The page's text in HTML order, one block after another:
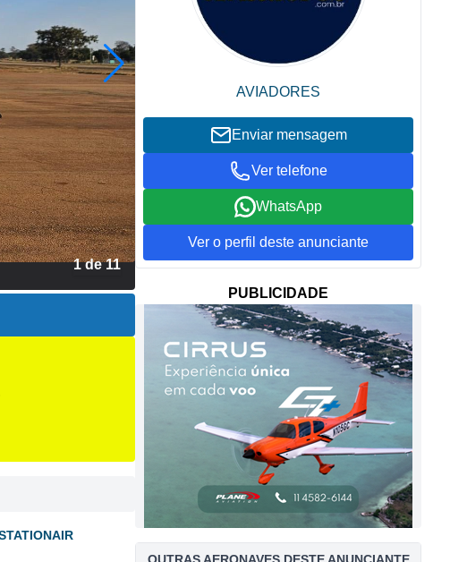
2 de 11
AVIADORES
Enviar mensagem
Ver telefone
WhatsApp
Ver o perfil deste anunciante
PUBLICIDADE